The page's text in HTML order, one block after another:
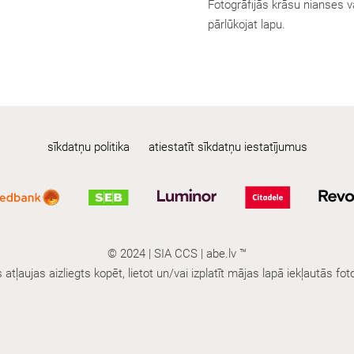
Fotogrāfijās krāsu nianses
pārlūkojat lapu.
sīkdatņu politika atiestatīt sīkdatņu iestatījumus
© 2024 | SIA CCS | abe.lv ™
atļaujas aizliegts kopēt, lietot un/vai izplatīt mājas lapā iekļautās